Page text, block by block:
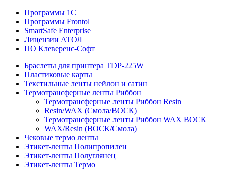
Программы 1C
Программы Frontol
SmartSafe Enterprise
Лицензии АТОЛ
ПО Клеверенс-Софт
Браслеты для принтера TDP-225W
Пластиковые карты
Текстильные ленты нейлон и сатин
Термотрансферные ленты Риббон
Термотрансферные ленты Риббон Resin
Resin/WAX (Смола/ВОСК)
Термотрансферные ленты Риббон WAX ВОСК
WAX/Resin (ВОСК/Смола)
Чековые термо ленты
Этикет-ленты Полипропилен
Этикет-ленты Полуглянец
Этикет-ленты Термо